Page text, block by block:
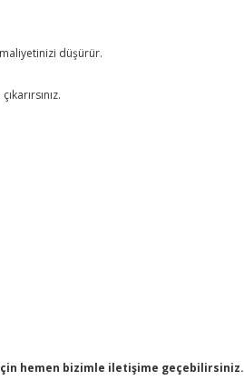
düşürür.
için hemen bizimle iletişime geçebilirsiniz.